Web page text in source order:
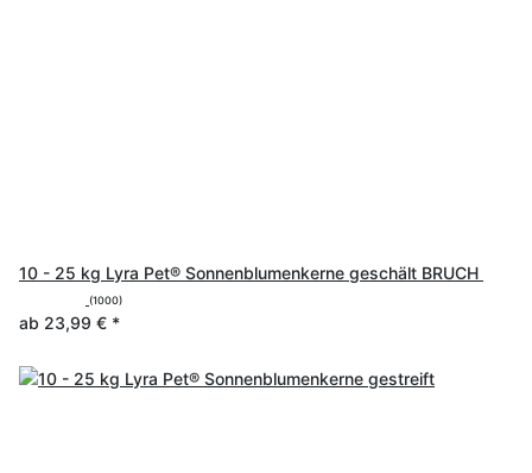
10 - 25 kg Lyra Pet® Sonnenblumenkerne geschält BRUCH
(1000)
ab 23,99 € *